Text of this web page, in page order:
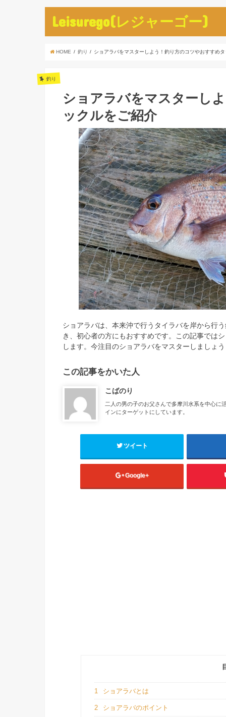
Leisurego(レジャーゴー)
HOME 釣り ショアラバをマスターしよう！釣り方のコツやおすすめ
釣り
ショアラバをマスターし
ックルをご紹介
ショアラバは、本来沖で行うタイラバを岸から行
き、初心者の方にもおすすめです。この記事では
します。今注目のショアラバをマスターしましょ
この記事をかいた人
こばのり
二人の男の子のお父さんで多摩川水系を中心に
インにターゲットにしています。
ツイート
Google+
1 ショアラバとは
2 ショアラバのポイント